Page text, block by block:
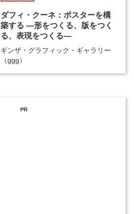
ダフィ・クーネ：ポスターを構
築する ―形をつくる、版をつく
る、表現をつくる―
ギンザ・グラフィック・ギャラリー
（ggg）
PR